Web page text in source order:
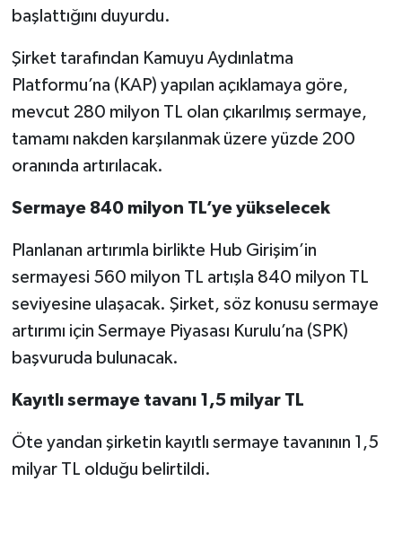
başlattığını duyurdu.
Şirket tarafından Kamuyu Aydınlatma
Platformu’na (KAP) yapılan açıklamaya göre,
mevcut 280 milyon TL olan çıkarılmış sermaye,
tamamı nakden karşılanmak üzere yüzde 200
oranında artırılacak.
Sermaye 840 milyon TL’ye yükselecek
Planlanan artırımla birlikte Hub Girişim’in
sermayesi 560 milyon TL artışla 840 milyon TL
seviyesine ulaşacak. Şirket, söz konusu sermaye
artırımı için Sermaye Piyasası Kurulu’na (SPK)
başvuruda bulunacak.
Kayıtlı sermaye tavanı 1,5 milyar TL
Öte yandan şirketin kayıtlı sermaye tavanının 1,5
milyar TL olduğu belirtildi.